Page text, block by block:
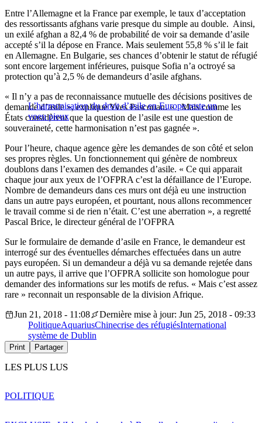
Entre l’Allemagne et la France par exemple, le taux d’acceptation
des ressortissants afghans varie presque du simple au double. Ainsi,
un exilé afghan a 82,4 % de probabilité de voir sa demande d’asile
accepté s’il la dépose en France. Mais seulement 55,8 % s’il le fait
en Allemagne. En Bulgarie, ses chances d’obtenir le statut de réfugié
sont encore largement inférieures, puisque Sofia n’a octroyé sa
protection qu’à 2,5 % de demandeurs d’asile afghans.
L’harmonisation du droit d’asile en Europe reste un
voeu pieux
« Il n’y a pas de reconnaissance mutuelle des décisions positives de
demande d’asile », explique Yves Pascouau. « Mais comme les
États considèrent que la question de l’asile est une question de
souveraineté, cette harmonisation n’est pas gagnée ».
Pour l’heure, chaque agence gère les demandes de son côté et selon
ses propres règles. Un fonctionnement qui génère de nombreux
doublons dans l’examen des demandes d’asile. « Ce qui apparait
chaque jour aux yeux de l’OFPRA c’est la défaillance de l’Europe.
Nombre de demandeurs dans ces murs ont déjà eu une instruction
dans un autre pays européen, et pourtant, nous allons recommencer
le travail comme si de rien n’était. C’est une aberration », a regretté
Pascal Brice, le directeur général de l’OFPRA
Sur le formulaire de demande d’asile en France, le demandeur est
interrogé sur des éventuelles démarches effectuées dans un autre
pays européen. Si un demandeur a déjà vu sa demande rejetée dans
un autre pays, il arrive que l’OFPRA sollicite son homologue pour
demander des informations sur les motifs de refus. « Mais c’est assez
rare » reconnait un responsable de la division Afrique.
Jun 21, 2018 - 11:08
Dernière mise à jour: Jun 25, 2018 - 09:33
PolitiqueAquariusChinecrise des réfugiésInternational
système de Dublin
Print Partager
LES PLUS LUS
POLITIQUE